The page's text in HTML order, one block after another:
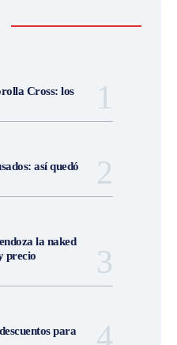
Cross: los
así quedó
la naked
precio
para